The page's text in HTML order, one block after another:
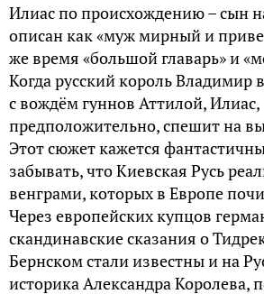
Илиас по происхождению – сын
описан как «муж мирный и
же время «большой главарь» и
Когда русский король Владимир
с вождём гуннов Аттилой, Илиас,
предположительно, спешит на
Этот сюжет кажется
забывать, что Киевская Русь
венграми, которых в Европе
Через европейских купцов
скандинавские сказания о
Бернском стали известны и на
историка Александра Королева,